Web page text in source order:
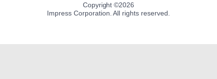
Copyright ©2026
Impress Corporation. All rights reserved.